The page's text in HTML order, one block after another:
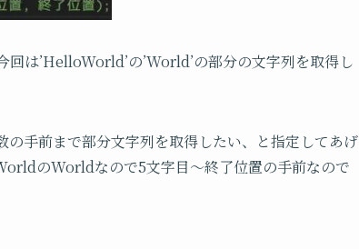
は’HelloWorld’の’World’の部分の文字列を取得し
手前まで部分文字列を取得したい、と指定してあげ
のWorldなので5文字目〜終了位置の手前なので